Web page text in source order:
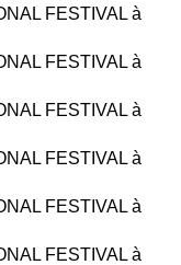
FESTIVAL à
FESTIVAL à
FESTIVAL à
FESTIVAL à
FESTIVAL à
FESTIVAL à